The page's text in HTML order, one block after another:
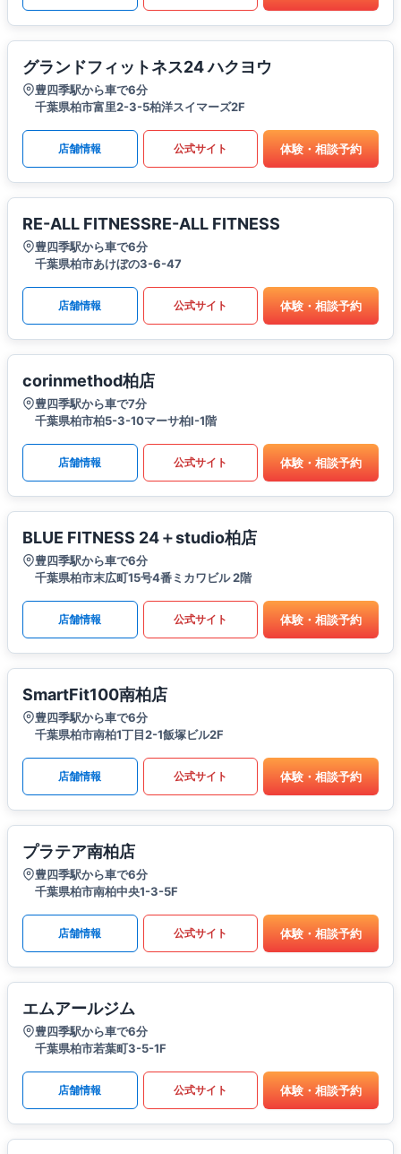
グランドフィットネス24 ハクヨウ
豊四季駅から車で6分
千葉県柏市富里2-3-5柏洋スイマーズ2F
店舗情報 公式サイト 体験・相談予約
RE-ALL FITNESSRE-ALL FITNESS
豊四季駅から車で6分
千葉県柏市あけぼの3-6-47
店舗情報 公式サイト 体験・相談予約
corinmethod柏店
豊四季駅から車で7分
千葉県柏市柏5-3-10マーサ柏I-1階
店舗情報 公式サイト 体験・相談予約
BLUE FITNESS 24＋studio柏店
豊四季駅から車で6分
千葉県柏市末広町15号4番ミカワビル 2階
店舗情報 公式サイト 体験・相談予約
SmartFit100南柏店
豊四季駅から車で6分
千葉県柏市南柏1丁目2-1飯塚ビル2F
店舗情報 公式サイト 体験・相談予約
プラテア南柏店
豊四季駅から車で6分
千葉県柏市南柏中央1-3-5F
店舗情報 公式サイト 体験・相談予約
エムアールジム
豊四季駅から車で6分
千葉県柏市若葉町3-5-1F
店舗情報 公式サイト 体験・相談予約